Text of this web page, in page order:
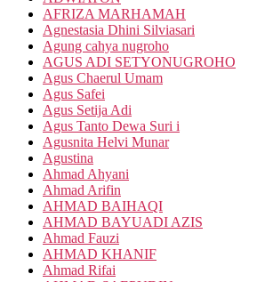
AFRIZA MARHAMAH
Agnestasia Dhini Silviasari
Agung cahya nugroho
AGUS ADI SETYONUGROHO
Agus Chaerul Umam
Agus Safei
Agus Setija Adi
Agus Tanto Dewa Suri i
Agusnita Helvi Munar
Agustina
Ahmad Ahyani
Ahmad Arifin
AHMAD BAIHAQI
AHMAD BAYUADI AZIS
Ahmad Fauzi
AHMAD KHANIF
Ahmad Rifai